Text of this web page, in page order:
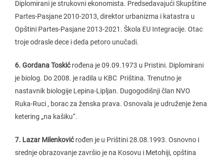
Diplomirani je strukovni ekonomista. Predsedavajući Skupštine
Partes-Pasjane 2010-2013, direktor urbanizma i katastra u
Opštini Partes-Pasjane 2013-2021. Škola EU Integracije. Otac
troje odrasle dece i deda petoro unučadi.
6. Gordana Toskićrođena je 09.09.1973 u Pristini. Diplomirani
je biolog. Do 2008. je radila u KBC Priština. Trenutno je
nastavnik biologije Lepina-Lipljan. Dugogodišnji član NVO
Ruka-Ruci , borac za ženska prava. Osnovala je udruženje žena
ketering „na kašiku“.
7. Lazar Milenkovićrođen je u Prištini 28.08.1993. Osnovno i
srednje obrazovanje završio je na Kosovu i Metohiji, opština